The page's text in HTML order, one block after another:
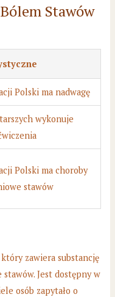
Stawów
Polski ma nadwagę
wykonuje
Polski ma choroby
stawów
zawiera substancję
Jest dostępny w
osób zapytało o